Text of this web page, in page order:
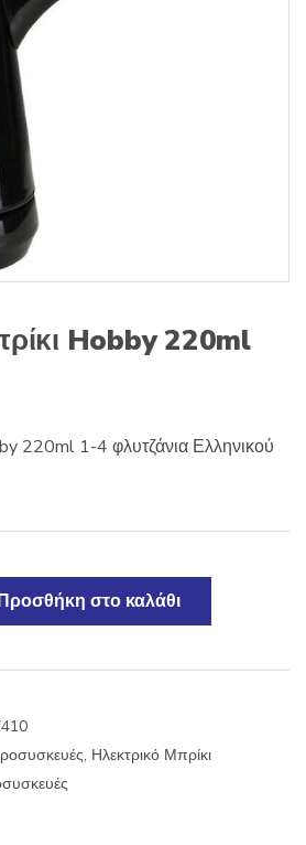
Hobby 220ml
220ml 1-4 φλυτζάνια Ελληνικού
στο καλάθι
, Ηλεκτρικό Μπρίκι